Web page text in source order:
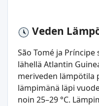
Veden
São Tomé ja
lähellä Atlantin
meriveden lämpötila
lämpimänä läpi
noin 25–29 °C.